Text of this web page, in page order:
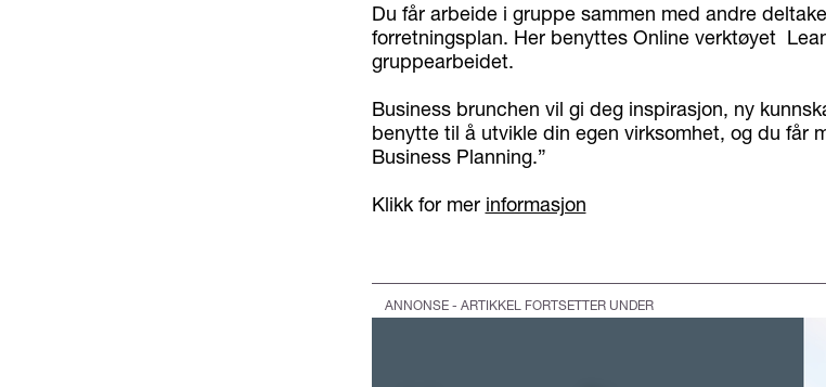
Du får arbeide i gruppe sammen med andre
forretningsplan. Her benyttes Online verktøyet
gruppearbeidet.
Business brunchen vil gi deg inspirasjon, ny
benytte til å utvikle din egen virksomhet, og du får
Business Planning.”
Klikk for mer informasjon
ANNONSE - ARTIKKEL FORTSETTER UNDER